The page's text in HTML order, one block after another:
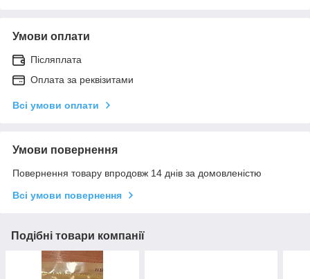
Умови оплати
Післяплата
Оплата за реквізитами
Всі умови оплати
Умови повернення
Повернення товару впродовж 14 днів за домовленістю
Всі умови повернення
Подібні товари компанії